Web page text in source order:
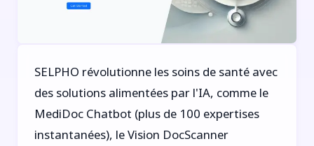
SELPHO révolutionne les soins de santé avec
des solutions alimentées par l'IA, comme le
MediDoc Chatbot (plus de 100 expertises
instantanées), le Vision DocScanner